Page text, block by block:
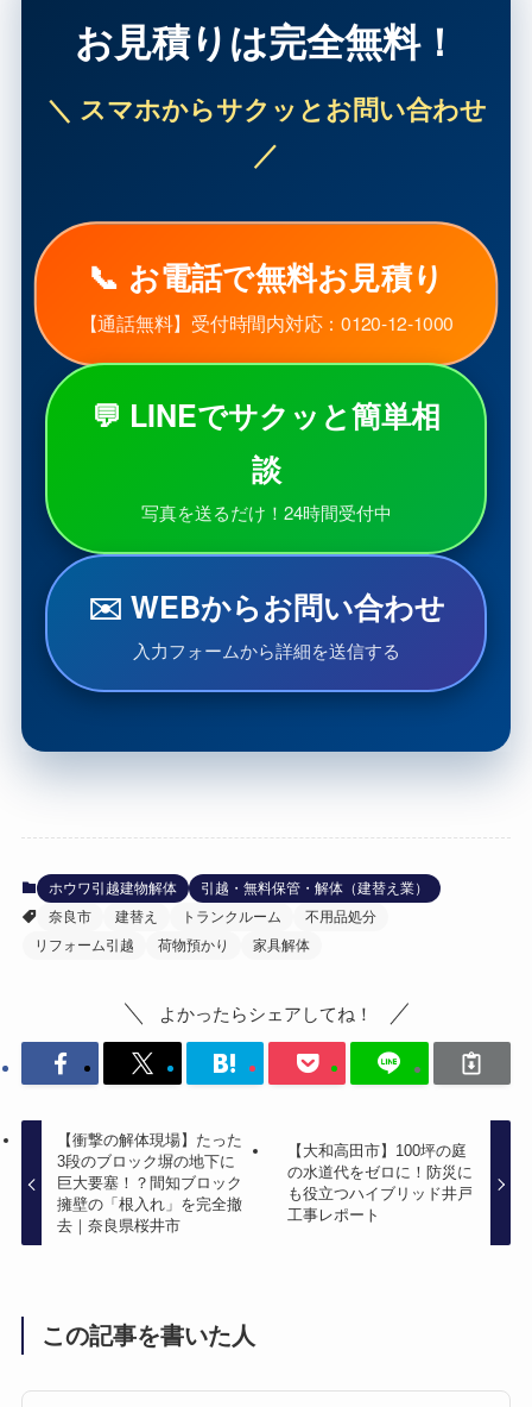
お見積りは完全無料！
＼ スマホからサクッとお問い合わせ
／
📞 お電話で無料お見積り
【通話無料】受付時間内対応：0120-12-1000
💬 LINEでサクッと簡単相
談
写真を送るだけ！24時間受付中
✉️ WEBからお問い合わせ
入力フォームから詳細を送信する
ホウワ引越建物解体
引越・無料保管・解体（建替え業）
奈良市
建替え トランクルーム
不用品処分
リフォーム引越
荷物預かり 家具解体
よかったらシェアしてね！
【衝撃の解体現場】たった
3段のブロック塀の地下に
巨大要塞！？間知ブロック
擁壁の「根入れ」を完全撤
去｜奈良県桜井市
【大和高田市】100坪の庭
の水道代をゼロに！防災に
も役立つハイブリッド井戸
工事レポート
この記事を書いた人